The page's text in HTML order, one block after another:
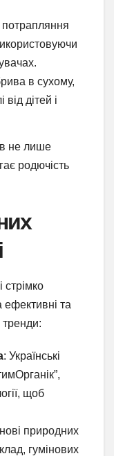
потрапляння
в сухому,
дітей і
не лише
родючість
стрімко
ефективні та
тренди:
: Українські
щоб
природних
гумінових